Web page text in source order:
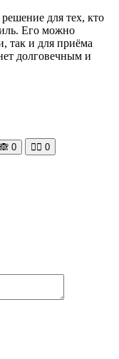
для тех, кто
Его можно
так и для приёма
долговечным и
🙈 0 🧘‍♀️ 0